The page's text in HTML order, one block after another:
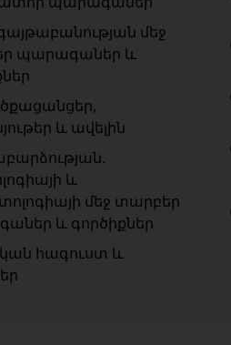
մեջ
պարագաներ և
և ավելին
և
մեջ տարբեր
և գործիքներ
հագուստ և